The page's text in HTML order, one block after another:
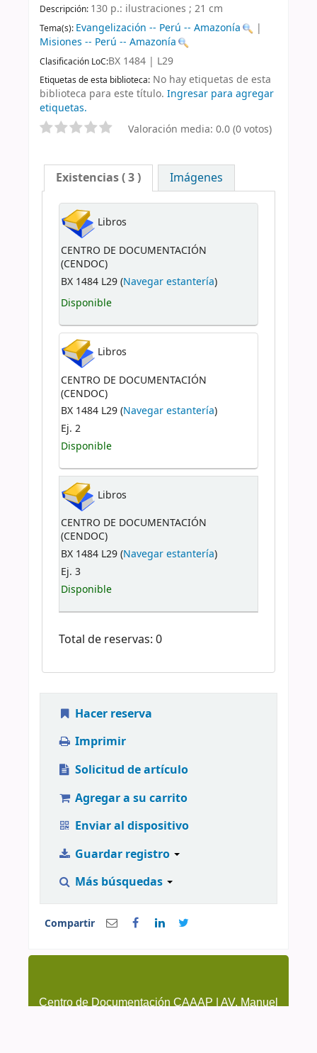
Descripción: 130 p.: ilustraciones ; 21 cm
Tema(s): Evangelización -- Perú -- Amazonía
|
Misiones -- Perú -- Amazonía
Clasificación LoC:BX 1484 | L29
Etiquetas de esta biblioteca: No hay etiquetas de esta
biblioteca para este título. Ingresar para agregar
etiquetas.
Valoración media: 0.0 (0 votos)
Existencias( 3 ) Imágenes
Libros
CENTRO DE DOCUMENTACIÓN
(CENDOC)
BX 1484 L29 (Navegar estantería)
Disponible
Libros
CENTRO DE DOCUMENTACIÓN
(CENDOC)
BX 1484 L29 (Navegar estantería)
Ej. 2
Disponible
Libros
CENTRO DE DOCUMENTACIÓN
(CENDOC)
BX 1484 L29 (Navegar estantería)
Ej. 3
Disponible
Total de reservas: 0
Hacer reserva
Imprimir
Solicitud de artículo
Agregar a su carrito
Enviar al dispositivo
Guardar registro
Más búsquedas
Compartir
Centro de Documentación CAAAP | AV. Manuel